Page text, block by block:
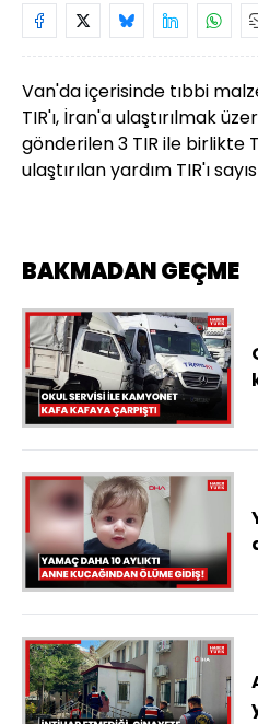
Van'da içerisinde tıbbi
TIR'ı, İran'a ulaştırılmak
gönderilen 3 TIR ile birlikte
ulaştırılan yardım TIR'ı
BAKMADAN GEÇME